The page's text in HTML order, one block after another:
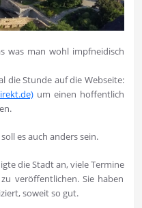
was man wohl impfneidisch
die Stunde auf die Webseite:
um einen hoffentlich
es auch anders sein.
die Stadt an, viele Termine
veröffentlichen. Sie haben
soweit so gut.